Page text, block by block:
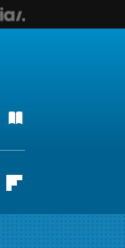
Facebook